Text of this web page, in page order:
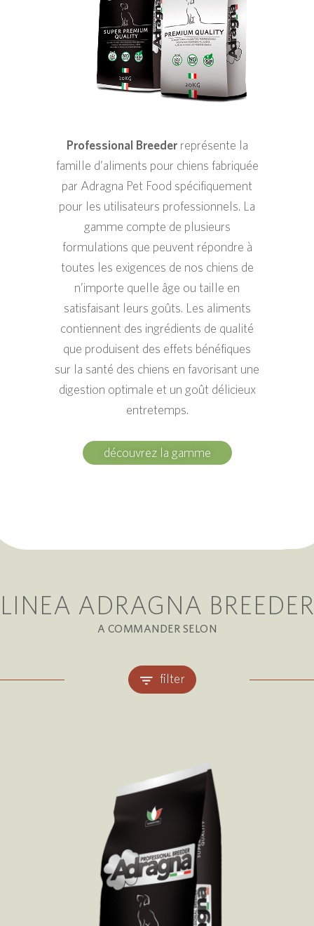
Professional Breederreprésente la
famille d’aliments pour chiens fabriquée
par Adragna Pet Food spécifiquement
pour les utilisateurs professionnels. La
gamme compte de plusieurs
formulations que peuvent répondre à
toutes les exigences de nos chiens de
n’importe quelle âge ou taille en
satisfaisant leurs goûts. Les aliments
contiennent des ingrédients de qualité
que produisent des effets bénéfiques
sur la santé des chiens en favorisant une
digestion optimale et un goût délicieux
entretemps.
découvrez la gamme
LINEA ADRAGNA BREEDER
A COMMANDER SELON
filter